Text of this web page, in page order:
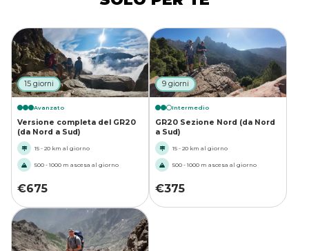
15 giorni
Avanzato
Versione completa del GR20
(da Nord a Sud)
15 - 20 km al giorno
500 - 1000 m ascesa al giorno
€675
9 giorni
Intermedio
GR20 Sezione Nord (da Nord
a Sud)
15 - 20 km al giorno
500 - 1000 m ascesa al giorno
€375